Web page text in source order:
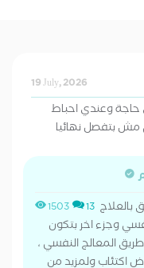
19 July, 2026
حاجة وعندي احباط
بتفصل نهائيا
1503 13 بالعلاج
وجزء اخر بتكون
المعالج النفسي ،
اكتئاب ولمزيد من